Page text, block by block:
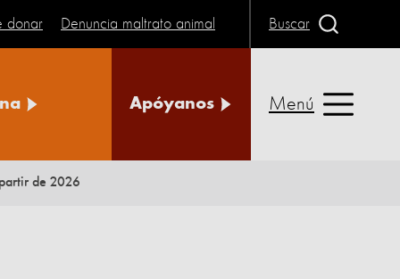
donar Denuncia maltrato animal Buscar
Apóyanos Menú
de 2026